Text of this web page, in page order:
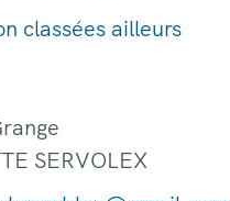
classées ailleurs
SERVOLEX